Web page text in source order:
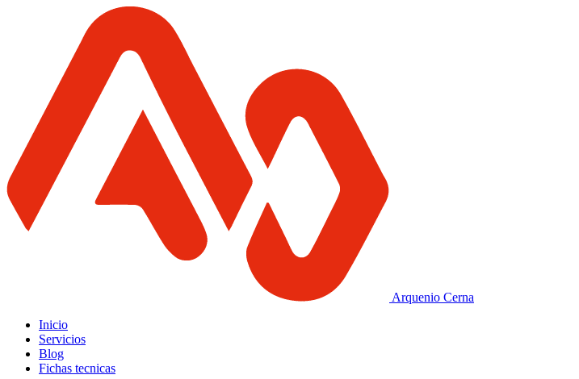
Arquenio Cerna
Inicio
Servicios
Blog
Fichas tecnicas